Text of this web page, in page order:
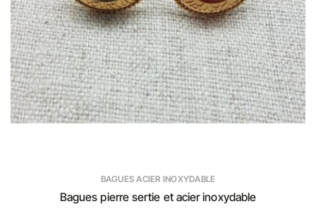
BAGUES ACIER INOXYDABLE
Bagues pierre sertie et acier inoxydable